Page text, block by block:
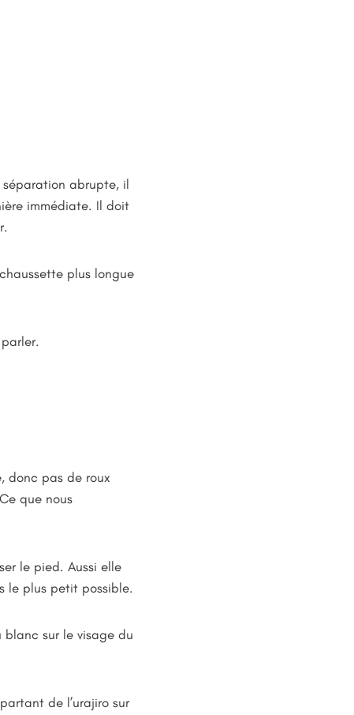
abrupte, il
immédiate. Il doit
plus longue
donc pas de roux
que nous
le pied. Aussi elle
le plus petit possible.
sur le visage du
de l’urajiro sur